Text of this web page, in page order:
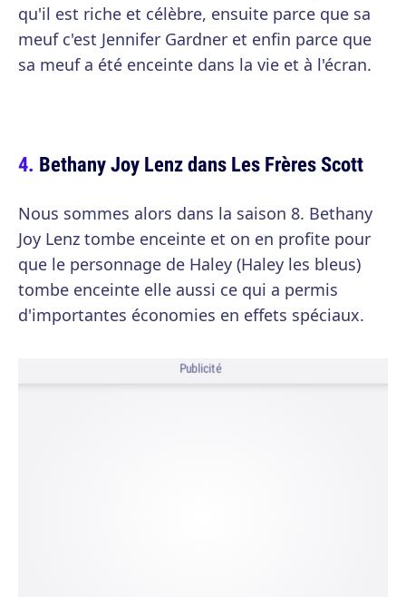
qu'il est riche et célèbre, ensuite parce que sa
meuf c'est Jennifer Gardner et enfin parce que
sa meuf a été enceinte dans la vie et à l'écran.
Bethany Joy Lenz dans Les Frères Scott
Nous sommes alors dans la saison 8. Bethany
Joy Lenz tombe enceinte et on en profite pour
que le personnage de Haley (Haley les bleus)
tombe enceinte elle aussi ce qui a permis
d'importantes économies en effets spéciaux.
Publicité